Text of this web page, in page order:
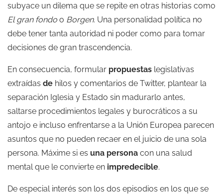
subyace un dilema que se repite en otras historias como
El gran fondo o Borgen. Una personalidad política no
debe tener tanta autoridad ni poder como para tomar
decisiones de gran trascendencia.
En consecuencia, formular propuestas legislativas
extraídas de hilos y comentarios de Twitter, plantear la
separación Iglesia y Estado sin madurarlo antes,
saltarse procedimientos legales y burocráticos a su
antojo e incluso enfrentarse a la Unión Europea parecen
asuntos que no pueden recaer en el juicio de una sola
persona. Máxime si es una persona con una salud
mental que le convierte en impredecible.
De especial interés son los dos episodios en los que se